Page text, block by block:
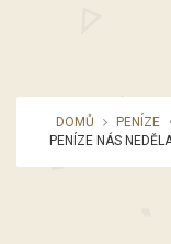
DOMŮ PENÍZE •
PENÍZE NÁS